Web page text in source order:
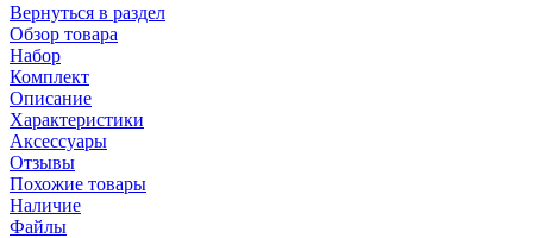
Вернуться в раздел
Обзор товара
Набор
Комплект
Описание
Характеристики
Аксессуары
Отзывы
Похожие товары
Наличие
Файлы